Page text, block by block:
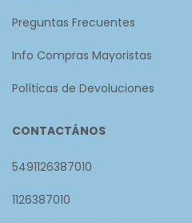
Preguntas Frecuentes
Info Compras Mayoristas
Políticas de Devoluciones
CONTACTÁNOS
5491126387010
1126387010